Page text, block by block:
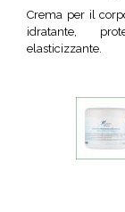
Crema per il
idratante,
elasticizzante.